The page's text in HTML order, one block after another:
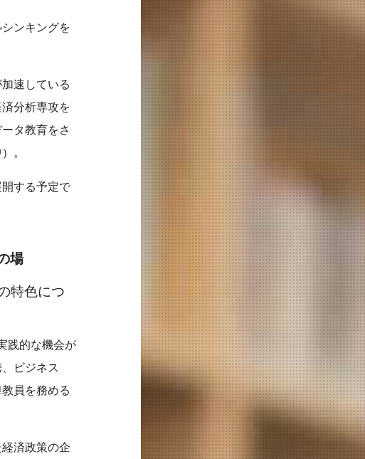
ンキングを
速している
分析専攻を
タ教育をさ
。
する予定で
場
特色につ
践的な機会が
ビジネス
員を務める
済政策の企